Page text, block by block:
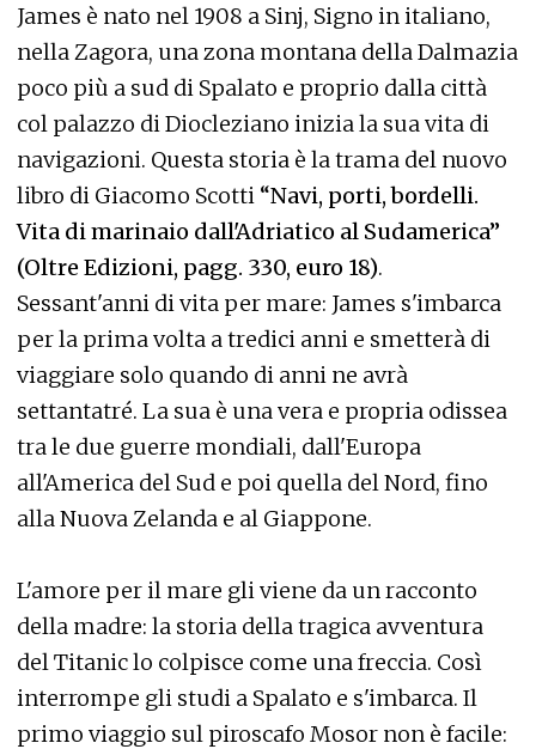
James è nato nel 1908 a Sinj, Signo in italiano,
nella Zagora, una zona montana della Dalmazia
poco più a sud di Spalato e proprio dalla città
col palazzo di Diocleziano inizia la sua vita di
navigazioni. Questa storia è la trama del nuovo
libro di Giacomo Scotti “Navi, porti, bordelli.
Vita di marinaio dall'Adriatico al Sudamerica”
(Oltre Edizioni, pagg. 330, euro 18).
Sessant'anni di vita per mare: James s'imbarca
per la prima volta a tredici anni e smetterà di
viaggiare solo quando di anni ne avrà
settantatré. La sua è una vera e propria odissea
tra le due guerre mondiali, dall'Europa
all'America del Sud e poi quella del Nord, fino
alla Nuova Zelanda e al Giappone.
L'amore per il mare gli viene da un racconto
della madre: la storia della tragica avventura
del Titanic lo colpisce come una freccia. Così
interrompe gli studi a Spalato e s'imbarca. Il
primo viaggio sul piroscafo Mosor non è facile: